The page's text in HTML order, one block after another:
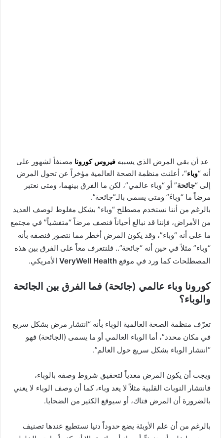
عد أن بقي المرض الذي يسببه فيروس كورونا مصنفاً لشهور على
أنه “وباء“، أعلنت منظمة الصحة العالمية مؤخراً عن تحول المرض
إلى “جائحة” أو “وباء عالمي”، لكن ما الفرق بينهما، ومتى نعتبر
مرضاً ما “وباءً” ومتى يسمى بالـ”جائحة”.
بالرغم من أننا نستخدم مصطلح “وباء” بشكل مغلوط لوصف العديد
من الأمراض، فإننا قد نبالغ أحياناً فنصف مرضاً “متفشياً” في مجتمع
ما على أنه “وباء”، وقد يكون المرض أخطر مما نتصور فنصفه بأنه
“وباء” مثلاً في حين أنه “جائحة”.. فلنتعرف معاً على الفرق بين هذه
المصطلحات كما ورد في موقع VeryWell Health الأمريكي.
كورونا وباء عالمي (جائحة) فما الفرق بين الجائحة
والوباء؟
تعرّف منظمة الصحة العالمية الوباء بأنه “انتشار مرض بشكل سريع
في مكان محدد”، أما الوباء العالمي أو ما يسمى (الجائحة) فهو
“انتشار الوباء بشكل سريع حول العالم”.
ويجب أن يكون المرض معدياً لتحقيق شروط وصفه بالوباء،
فانتشار النوبات القلبية مثلاً لا يعد وباء، كما أن وصف الوباء لا يعني
بالضرورة أن المرض فتاك، أو سيوقع الكثير من الضحايا.
بالرغم من أن علم الأوبئة يضع حدوداً دنيا نستطيع عندها تصنيف